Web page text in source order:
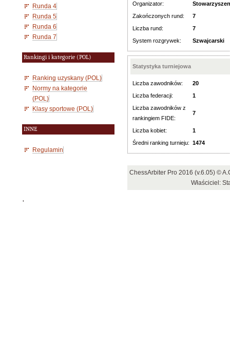
Runda 4
Runda 5
Runda 6
Runda 7
Rankingi i kategorie (POL)
Ranking uzyskany (POL)
Normy na kategorie
(POL)
Klasy sportowe (POL)
INNE
Regulamin
Organizator:
Zakończonych rund:
7
Liczba rund:
7
System rozgrywek:
Szwajcarski
Statystyka turniejowa
Liczba zawodników:
20
Liczba federacji:
1
Liczba zawodników z
rankingiem FIDE:
7
Liczba kobiet:
1
Średni ranking turnieju: 1474
ChessArbiter Pro 2016 (v.6.05) ©
Właściciel:
'